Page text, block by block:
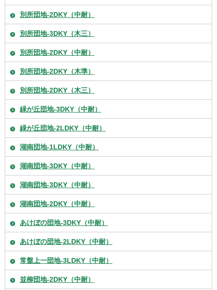
別所団地-2DKY（中耐）
別所団地-3DKY（木三）
別所団地-2DKY（中耐）
別所団地-2DKY（木準）
別所団地-2DKY（木三）
緑が丘団地-3DKY（中耐）
緑が丘団地-2LDKY（中耐）
湖南団地-1LDKY（中耐）
湖南団地-3DKY（中耐）
湖南団地-3DKY（中耐）
湖南団地-2DKY（中耐）
あけぼの団地-3DKY（中耐）
あけぼの団地-2LDKY（中耐）
常盤上一団地-3LDKY（中耐）
並柳団地-2DKY（中耐）